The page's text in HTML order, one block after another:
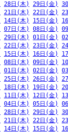
28日(木) 29日(金)
21日(木) 22日(金)
14日(木) 15日(金)
07日(木) 08日(金)
29日(木) 01日(金)
22日(木) 23日(金)
15日(木) 16日(金)
08日(木) 09日(金)
01日(木) 02日(金)
25日(木) 26日(金)
18日(木) 19日(金)
11日(木) 12日(金)
04日(木) 05日(金)
28日(木) 29日(金)
21日(木) 22日(金)
14日(木) 15日(金)